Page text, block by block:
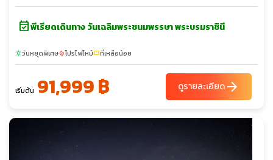
event_availableพีเรียดเดินทาง วันเฉลิมพระชนมพรรษา พระบรมราชินี
sunnyวันหยุดพิเศษlocal_fire_departmentโปรไฟไหม้confirmation_numberที่เหลือน้อย
เริ่มต้น 91,999 ฿ ดูรายละเอียดarrow_forward